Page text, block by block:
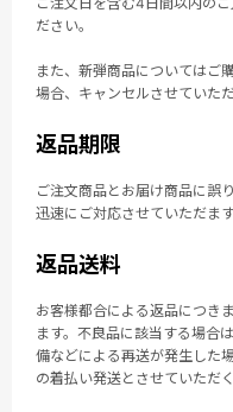
ださい。
また、新弾商品についてはご
場合、キャンセルさせていた
返品期限
ご注文商品とお届け商品に誤
迅速にご対応させていただます
返品送料
お客様都合による返品につき
ます。不良品に該当する場合
備などによる再送が発生した
の着払い発送とさせていただ